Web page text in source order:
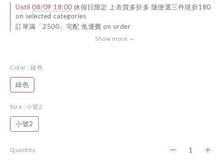
Until 08/09 18:00 休假日限定 上衣買多折多 隨便選三件現折180
on selected categories
訂單滿「2500」宅配 免運費 on order
Show more
Color : 綠色
綠色
Size : 小號2
小號2
Quantity